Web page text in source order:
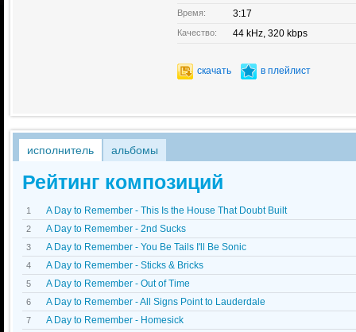
Время: 3:17
Качество: 44 kHz, 320 kbps
скачать в плейлист
исполнитель альбомы
Рейтинг композиций
1 A Day to Remember - This Is the House That Doubt Built
2 A Day to Remember - 2nd Sucks
3 A Day to Remember - You Be Tails I'll Be Sonic
4 A Day to Remember - Sticks & Bricks
5 A Day to Remember - Out of Time
6 A Day to Remember - All Signs Point to Lauderdale
7 A Day to Remember - Homesick